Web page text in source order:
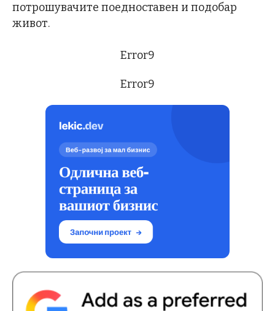
потрошувачите поедноставен и подобар
живот.
Error9
Error9